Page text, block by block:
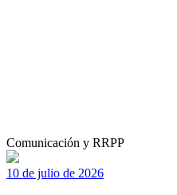
Comunicación y RRPP
10 de julio de 2026